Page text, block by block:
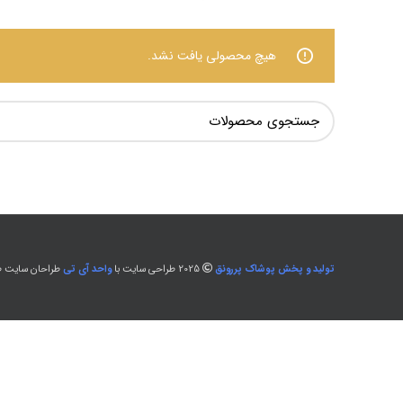
هیچ محصولی یافت نشد.
تولید و پخش پوشاک پررونق واحد آی تیطراحان سایت